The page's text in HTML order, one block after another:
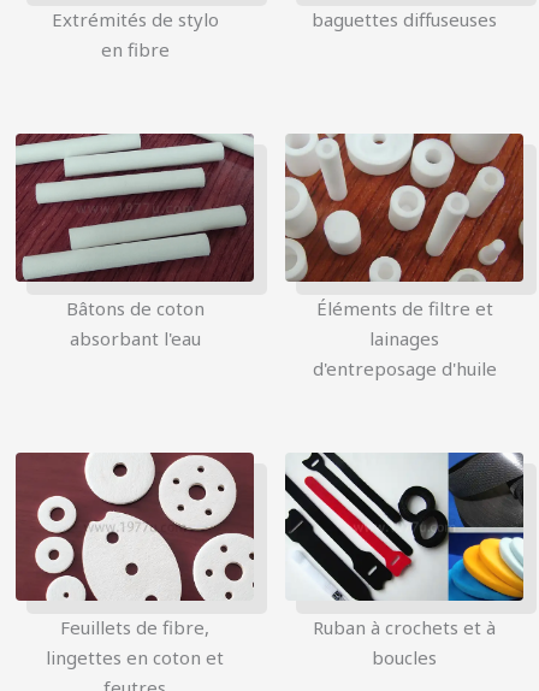
Extrémités de stylo
en fibre
baguettes diffuseuses
Bâtons de coton
absorbant l'eau
Éléments de filtre et
lainages
d'entreposage d'huile
Feuillets de fibre,
lingettes en coton et
Ruban à crochets et à
boucles
Português
한국어
Русский
简体中文